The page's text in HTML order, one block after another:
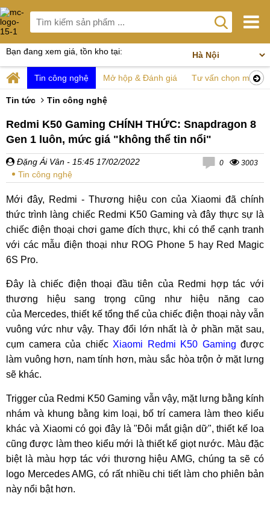
Bạn đang xem giá, tồn kho tại:
Tin công nghệ Mở hộp & Đánh giá Tư vấn chọn mua
Tin tức Tin công nghệ
Redmi K50 Gaming CHÍNH THỨC: Snapdragon 8
Gen 1 luôn, mức giá "không thể tin nổi"
Đặng Ái Vân - 15:45 17/02/2022
Tin công nghệ
0 3003
Mới đây, Redmi - Thương hiệu con của Xiaomi đã chính
thức trình làng chiếc Redmi K50 Gaming và đây thực sự là
chiếc điện thoại chơi game đích thực, khi có thể cạnh tranh
với các mẫu điện thoại như ROG Phone 5 hay Red Magic
6S Pro.
Đây là chiếc điện thoại đầu tiên của Redmi hợp tác với
thương hiệu sang trọng cũng như hiệu năng cao
của Mercedes, thiết kế tổng thể của chiếc điện thoại này vẫn
vuông vức như vậy. Thay đổi lớn nhất là ở phần mặt sau,
cụm camera của chiếc Xiaomi Redmi K50 Gaming được
làm vuông hơn, nam tính hơn, màu sắc hòa trộn ở mặt lưng
sẽ khác.
Trigger của Redmi K50 Gaming vẫn vậy, mặt lưng bằng kính
nhám và khung bằng kim loại, bố trí camera làm theo kiểu
khác và Xiaomi có gọi đây là "Đôi mắt giận dữ", thiết kế loa
cũng được làm theo kiểu mới là thiết kế giọt nước. Màu đặc
biệt là màu hợp tác với thương hiệu AMG, chúng ta sẽ có
logo Mercedes AMG, có rất nhiều chi tiết làm cho phiên bản
này nổi bật hơn.